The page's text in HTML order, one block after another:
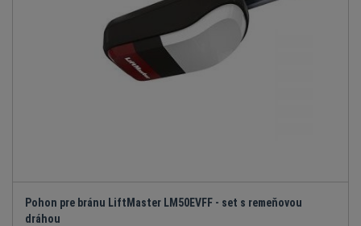
Pohon pre bránu LiftMaster LM50EVFF - set s remeňovou
dráhou